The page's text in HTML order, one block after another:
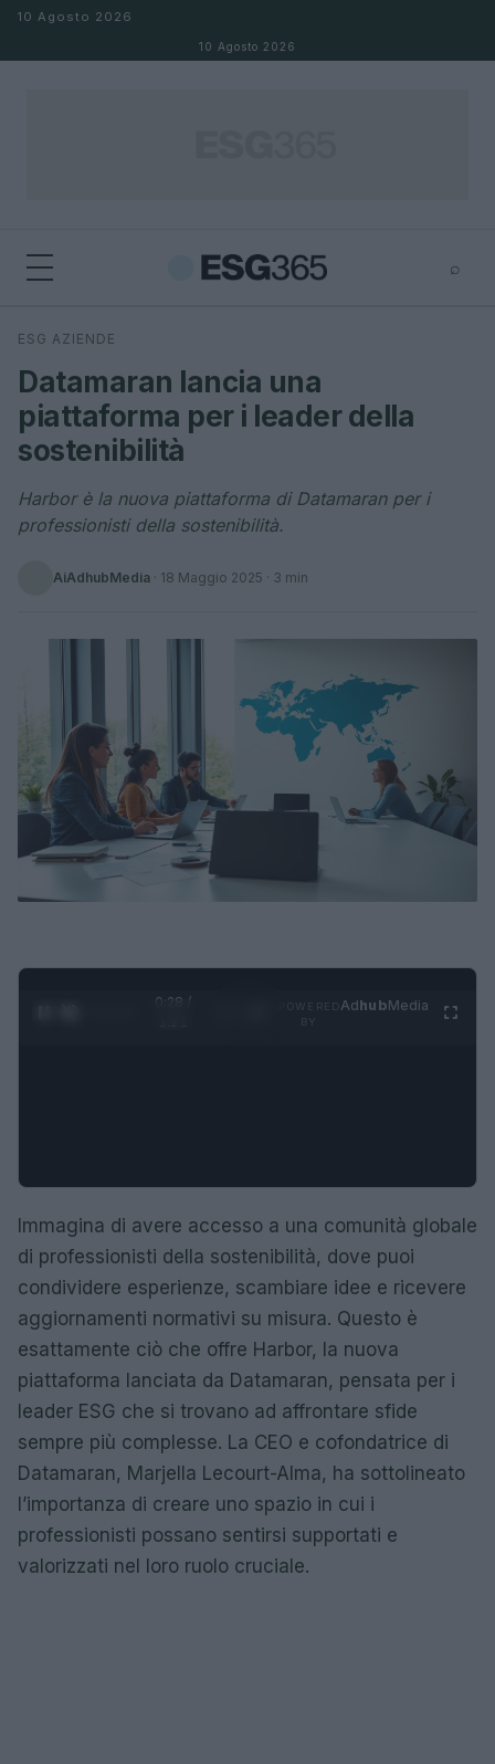
Salta al contenuto
10 Agosto 2026
10 Agosto 2026
⌕
Cerca
ESG AZIENDE
Datamaran lancia una
piattaforma per i leader della
sostenibilità
Harbor è la nuova piattaforma di Datamaran per i
professionisti della sostenibilità.
AiAdhubMedia · 18 Maggio 2025 · 3 min
0:28 /
AdhubMedia
Immagina di avere accesso a una comunità globale
di professionisti della sostenibilità, dove puoi
condividere esperienze, scambiare idee e ricevere
aggiornamenti normativi su misura. Questo è
esattamente ciò che offre Harbor, la nuova
piattaforma lanciata da Datamaran, pensata per i
leader ESG che si trovano ad affrontare sfide
sempre più complesse. La CEO e cofondatrice di
Datamaran, Marjella Lecourt-Alma, ha sottolineato
l’importanza di creare uno spazio in cui i
professionisti possano sentirsi supportati e
valorizzati nel loro ruolo cruciale.